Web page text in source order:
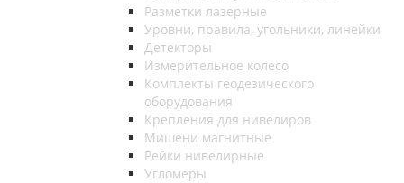
Разметки лазерные
Уровни, правила, угольники, линейки
Детекторы
Измерительное колесо
Комплекты геодезического
оборудования
Крепления для нивелиров
Мишени магнитные
Рейки нивелирные
Угломеры